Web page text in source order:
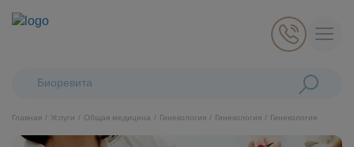
Поиск:Биоревитализация Pro
Главная Услуги Общая медицина Гинекология Гинекология Гинекология